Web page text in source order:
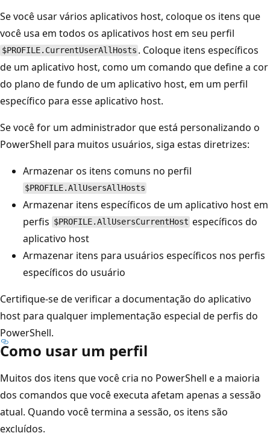
Se você usar vários aplicativos host, coloque os itens que
você usa em todos os aplicativos host em seu perfil
$PROFILE.CurrentUserAllHosts . Coloque itens específicos
de um aplicativo host, como um comando que define a cor
do plano de fundo de um aplicativo host, em um perfil
específico para esse aplicativo host.
Se você for um administrador que está personalizando o
PowerShell para muitos usuários, siga estas diretrizes:
Armazenar os itens comuns no perfil
$PROFILE.AllUsersAllHosts
Armazenar itens específicos de um aplicativo host em
perfis $PROFILE.AllUsersCurrentHost específicos do
aplicativo host
Armazenar itens para usuários específicos nos perfis
específicos do usuário
Certifique-se de verificar a documentação do aplicativo
host para qualquer implementação especial de perfis do
PowerShell.
Como usar um perfil
Muitos dos itens que você cria no PowerShell e a maioria
dos comandos que você executa afetam apenas a sessão
atual. Quando você termina a sessão, os itens são
excluídos.